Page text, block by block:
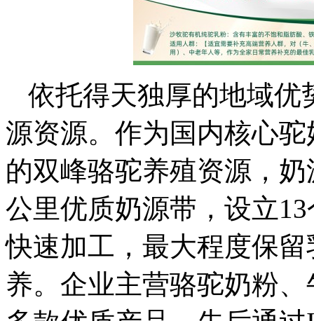
依托得天独厚的地域优
源资源。作为国内核心
的双峰骆驼养殖资源，
公里优质奶源带，设立
快速加工，最大程度保
养。企业主营骆驼奶粉